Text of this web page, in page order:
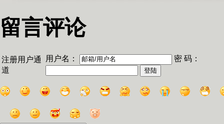
留言评论
注册用户通
道
用户名： 密 码：